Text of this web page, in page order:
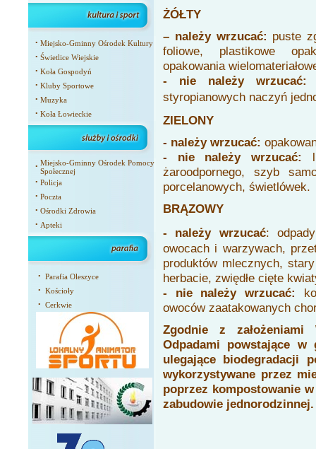
• Miejsko-Gminny Ośrodek Kultury
• Świetlice Wiejskie
• Koła Gospodyń
• Kluby Sportowe
• Muzyka
• Koła Łowieckie
• Miejsko-Gminny Ośrodek Pomocy
Społecznej
• Policja
• Poczta
• Ośrodki Zdrowia
• Apteki
• Parafia Oleszyce
• Kościoły
• Cerkwie
ŻÓŁTY
– należy wrzucać: puste
foliowe, plastikowe
opakowania
- nie należy wrzucać:
styropianowych naczyń
ZIELONY
- należy wrzucać:
- nie należy wrzucać:
żaroodpornego, szyb
porcelanowych, świetlówek.
BRĄZOWY
- należy wrzucać:
owocach i warzywach,
produktów mlecznych,
herbacie, zwiędłe cięte
- nie należy wrzucać:
owoców zaatakowanych
Zgodnie z założeniami
Odpadami powstające w
ulegające biodegradacji
wykorzystywane przez
poprzez kompostowanie
zabudowie jednorodzinnej.